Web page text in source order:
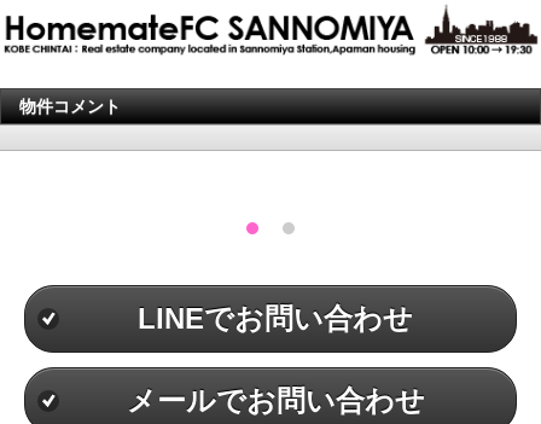
物件コメント
LINEでお問い合わせ
メールでお問い合わせ